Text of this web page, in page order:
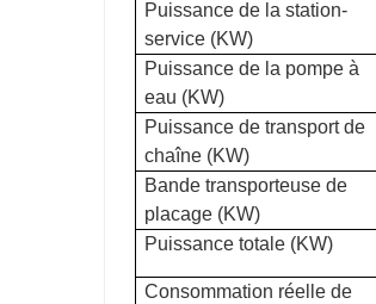
Puissance de la station-
service (KW)
Puissance de la pompe à
eau (KW)
Puissance de transport de
chaîne (KW)
Bande transporteuse de
placage (KW)
Puissance totale (KW)
Consommation réelle de